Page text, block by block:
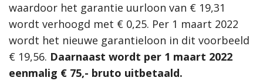
waardoor het garantie uurloon van € 19,31
wordt verhoogd met € 0,25. Per 1 maart 2022
wordt het nieuwe garantieloon in dit voorbeeld
€ 19,56. Daarnaast wordt per 1 maart 2022
eenmalig € 75,- bruto uitbetaald.